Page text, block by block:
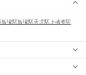
飯塚駅飯塚駅天道駅 上穂波駅